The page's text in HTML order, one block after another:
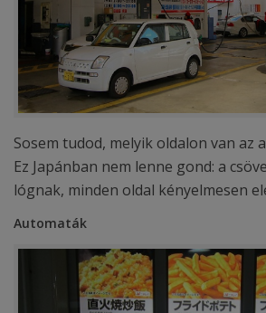
Sosem tudod, melyik oldalon van az
Ez Japánban nem lenne gond: a
lógnak, minden oldal kényelmesen
Automaták